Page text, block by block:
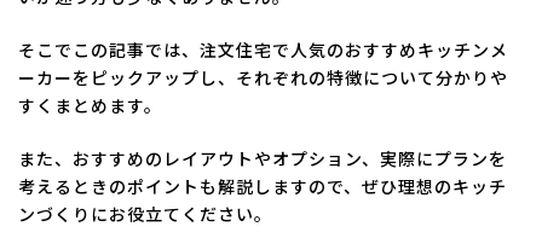
そこでこの記事では、注文住宅で人気のおすすめキッチンメ
ーカーをピックアップし、それぞれの特徴について分かりや
すくまとめます。
また、おすすめのレイアウトやオプション、実際にプランを
考えるときのポイントも解説しますので、ぜひ理想のキッチ
ンづくりにお役立てください。